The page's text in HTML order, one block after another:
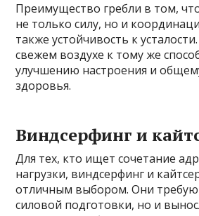
Преимущество гребли в том,
не только силу, но и
также устойчивость к
свежем воздухе к тому же
улучшению настроения и
здоровья.
Виндсерфинг и
Для тех, кто ищет сочетание
нагрузки, виндсерфинг и
отличным выбором. Они
силовой подготовки, но и